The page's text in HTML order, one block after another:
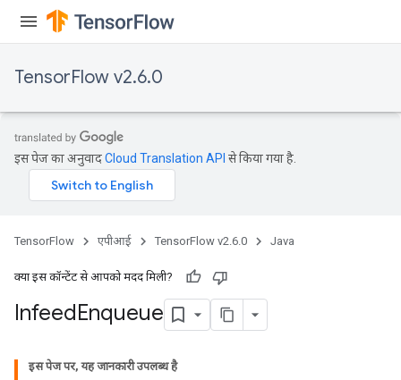
TensorFlow v2.6.0
इस पेज का अनुवादCloud Translation API से किया गया है.
TensorFlow एपीआई TensorFlow v2.6.0 Java
क्या इस कॉन्टेंट से आपको मदद मिली?
InfeedEnqueue
इस पेज पर, यह जानकारी उपलब्ध है